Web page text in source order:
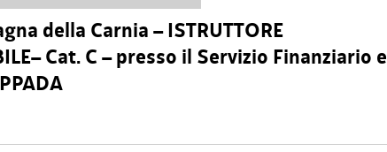
della Carnia – ISTRUTTORE
Cat. C – presso il Servizio Finanziario e